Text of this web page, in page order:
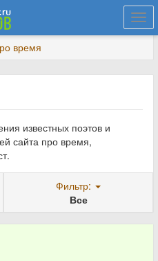
время
известных поэтов и
сайта про время,
Фильтр:
Все